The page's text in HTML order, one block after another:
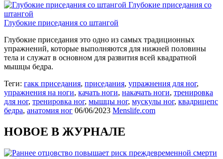
Глубокие приседания со
штангой
Глубокие приседания со штангой
Глубокие приседания это одно из самых традиционных
упражнений, которые выполняются для нижней половины
тела и служат в основном для развития всей квадратной
мышцы бедра.
Теги: гакк приседания, приседания, упражнения для ног,
упражнения на ноги, качать ноги, накачать ноги, тренировка
для ног, тренировка ног, мышцы ног, мускулы ног, квадрицепс
бедра, анатомия ног 06/06/2023 Menslife.com
НОВОЕ В ЖУРНАЛЕ